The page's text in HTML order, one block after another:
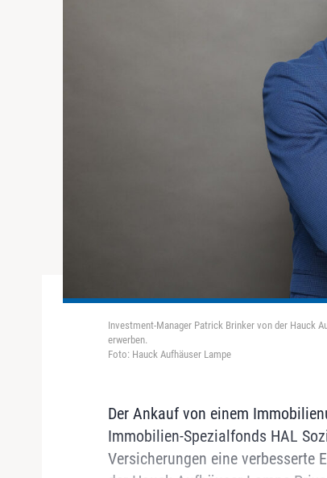
Investment-Manager Patrick Brinker von der Hauck
erwerben.
Foto: Hauck Aufhäuser Lampe
Der Ankauf von einem
Immobilien-Spezialfonds HAL
Versicherungen eine verbesserte